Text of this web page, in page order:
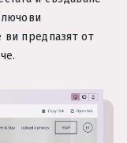
предпазят от